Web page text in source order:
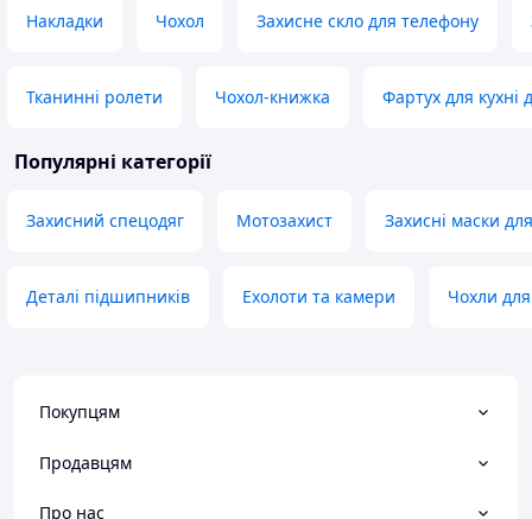
Накладки Чохол Захисне скло для телефону
Тканинні ролети Чохол-книжка Фартух для кухні
Популярні категорії
Захисний спецодяг Мотозахист Захисні маски
Деталі підшипників Ехолоти та камери Чохли
Покупцям
Продавцям
Про нас